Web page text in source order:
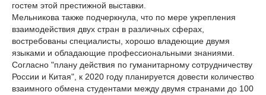
гостем этой престижной выставки.
Мельникова также подчеркнула, что по мере укрепления
взаимодействия двух стран в различных сферах,
востребованы специалисты, хорошо владеющие двумя
языками и обладающие профессиональными знаниями.
Согласно "плану действия по гуманитарному сотрудничеству
России и Китая", к 2020 году планируется довести количество
взаимного обмена студентами между двумя странами до 100